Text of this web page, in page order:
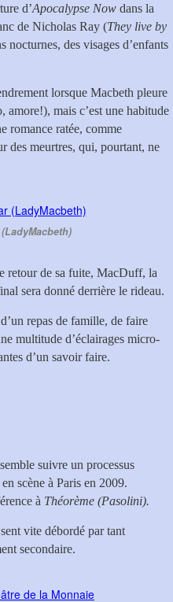
d’Apocalypse Now dans la
de Nicholas Ray (They live by
nocturnes, des visages d’enfants
lorsque Macbeth pleure
amore!), mais c’est une habitude
romance ratée, comme
des meurtres, qui, pourtant, ne
retour de sa fuite, MacDuff, la
sera donné derrière le rideau.
repas de famille, de faire
multitude d’éclairages micro-
d’un savoir faire.
suivre un processus
en scène à Paris en 2009.
à Théorème (Pasolini).
vite débordé par tant
secondaire.